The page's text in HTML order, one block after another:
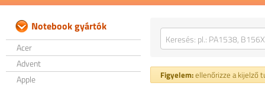
Notebook gyártók
Acer
Advent
Apple
Figyelem:ellenőrizze a kijelző